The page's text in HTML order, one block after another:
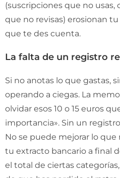
(suscripciones que no usas,
que no revisas) erosionan
que te des cuenta.
La falta de un registro
Si no anotas lo que gastas,
operando a ciegas. La
olvidar esos 10 o 15 euros
importancia». Sin un
No se puede mejorar lo que
tu extracto bancario a final
el total de ciertas